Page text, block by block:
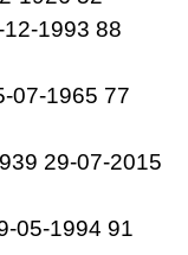
1993 88
07-1965 77
29-07-2015
05-1994 91